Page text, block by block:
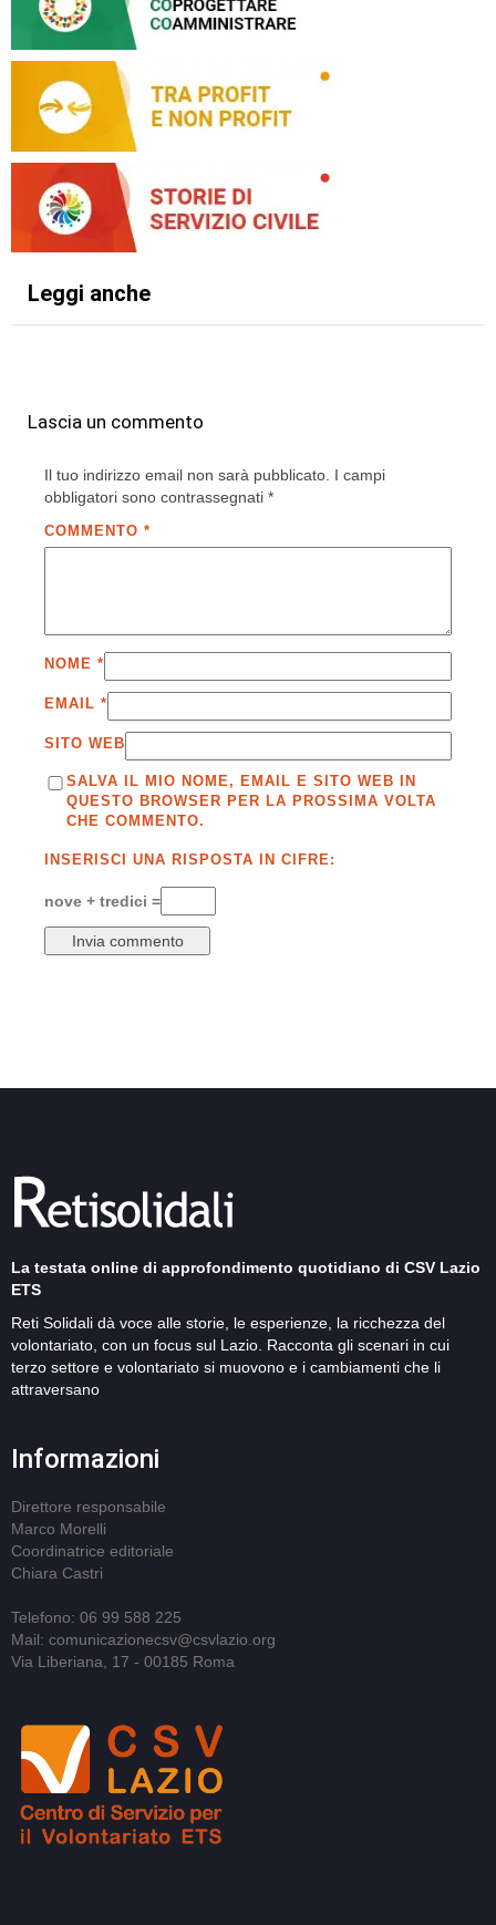
Leggi anche
Lascia un commento
Il tuo indirizzo email non sarà pubblicato. I campi
obbligatori sono contrassegnati *
COMMENTO *
NOME *
EMAIL *
SITO WEB
SALVA IL MIO NOME, EMAIL E SITO WEB IN
QUESTO BROWSER PER LA PROSSIMA VOLTA
CHE COMMENTO.
INSERISCI UNA RISPOSTA IN CIFRE:
nove + tredici =
La testata online di approfondimento quotidiano di CSV Lazio
ETS
Reti Solidali dà voce alle storie, le esperienze, la ricchezza del
volontariato, con un focus sul Lazio. Racconta gli scenari in cui
terzo settore e volontariato si muovono e i cambiamenti che li
attraversano
Informazioni
Direttore responsabile
Marco Morelli
Coordinatrice editoriale
Chiara Castri
Telefono: 06 99 588 225
Mail: comunicazionecsv@csvlazio.org
Via Liberiana, 17 - 00185 Roma